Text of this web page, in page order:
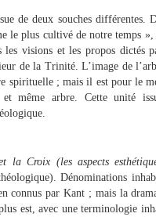
de deux souches différentes.
le plus cultivé de notre temps
visions et les propos dictés
de la Trinité. L’image de
spirituelle ; mais il est pour le
même arbre. Cette unité
la Croix (les aspects
Dénominations
connus par Kant ; mais la
est, avec une terminologie